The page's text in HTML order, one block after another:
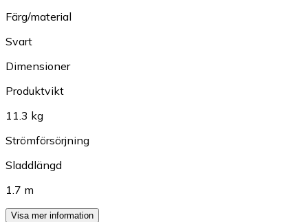
Färg/material
Svart
Dimensioner
Produktvikt
11.3 kg
Strömförsörjning
Sladdlängd
1.7 m
Visa mer information